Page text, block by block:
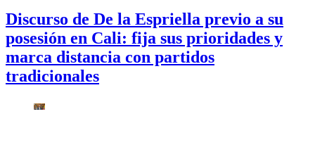
Discurso de De la Espriella previo a su
posesión en Cali: fija sus prioridades y
marca distancia con partidos
tradicionales